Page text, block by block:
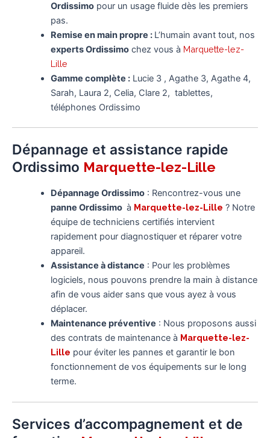
Ordissimopour un usage fluide dès les premiers
pas.
Remise en main propre : L’humain avant tout, nos
experts Ordissimochez vous à Marquette-lez-
Lille
Gamme complète :Lucie 3 , Agathe 3, Agathe 4,
Sarah, Laura 2, Celia, Clare 2, tablettes,
téléphones Ordissimo
Dépannage et assistance rapide
Ordissimo Marquette-lez-Lille
Dépannage Ordissimo: Rencontrez-vous une
panne Ordissimoà Marquette-lez-Lille ? Notre
équipe de techniciens certifiés intervient
rapidement pour diagnostiquer et réparer votre
appareil.
Assistance à distance : Pour les problèmes
logiciels, nous pouvons prendre la main à distance
afin de vous aider sans que vous ayez à vous
déplacer.
Maintenance préventive : Nous proposons aussi
des contrats de maintenance à Marquette-lez-
Lille pour éviter les pannes et garantir le bon
fonctionnement de vos équipements sur le long
terme.
Services d’accompagnement et de